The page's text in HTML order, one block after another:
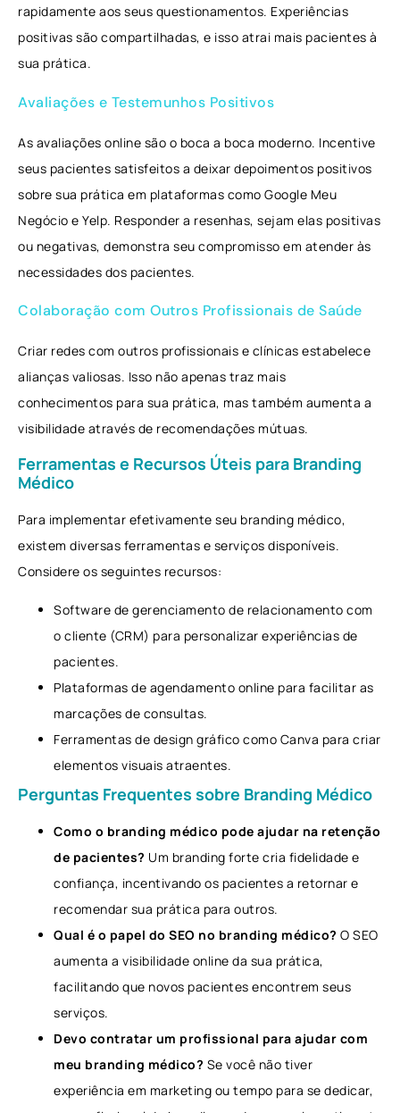
rapidamente aos seus questionamentos. Experiências
positivas são compartilhadas, e isso atrai mais pacientes à
sua prática.
Avaliações e Testemunhos Positivos
As avaliações online são o boca a boca moderno. Incentive
seus pacientes satisfeitos a deixar depoimentos positivos
sobre sua prática em plataformas como Google Meu
Negócio e Yelp. Responder a resenhas, sejam elas positivas
ou negativas, demonstra seu compromisso em atender às
necessidades dos pacientes.
Colaboração com Outros Profissionais de Saúde
Criar redes com outros profissionais e clínicas estabelece
alianças valiosas. Isso não apenas traz mais
conhecimentos para sua prática, mas também aumenta a
visibilidade através de recomendações mútuas.
Ferramentas e Recursos Úteis para Branding
Médico
Para implementar efetivamente seu branding médico,
existem diversas ferramentas e serviços disponíveis.
Considere os seguintes recursos:
Software de gerenciamento de relacionamento com
o cliente (CRM) para personalizar experiências de
pacientes.
Plataformas de agendamento online para facilitar as
marcações de consultas.
Ferramentas de design gráfico como Canva para criar
elementos visuais atraentes.
Perguntas Frequentes sobre Branding Médico
Como o branding médico pode ajudar na retenção
de pacientes? Um branding forte cria fidelidade e
confiança, incentivando os pacientes a retornar e
recomendar sua prática para outros.
Qual é o papel do SEO no branding médico? O SEO
aumenta a visibilidade online da sua prática,
facilitando que novos pacientes encontrem seus
serviços.
Devo contratar um profissional para ajudar com
meu branding médico? Se você não tiver
experiência em marketing ou tempo para se dedicar,